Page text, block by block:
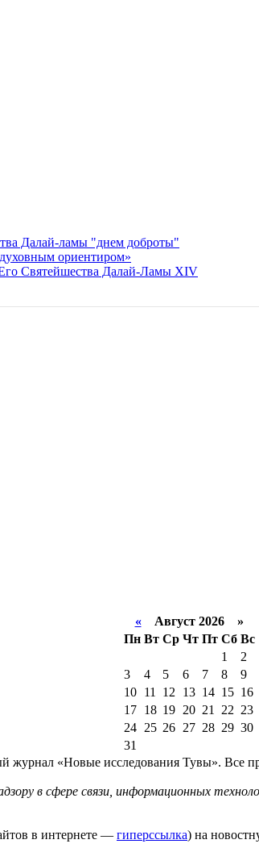
Далай-ламы "днем доброты"
ориентиром»
Святейшества Далай-Ламы XIV
«Август 2026 »
Пн Вт Ср Чт Пт Сб Вс
1
2
3
4 5 6 7 8
9
10
11 12 13 14 15 16
17
18 19 20 21 22 23
24
25 26 27 28 29 30
31
журнал «Новые исследования Тувы». Все
в сфере связи, информационных
в интернете — гиперссылка) на